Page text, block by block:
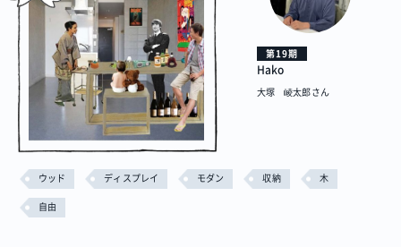
第19期
Hako
大塚 崚太郎さん
ウッド ディスプレイ モダン 収納 木
自由